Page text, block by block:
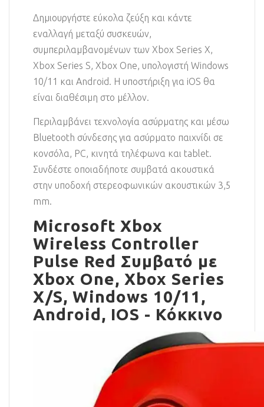
Δημιουργήστε εύκολα ζεύξη και κάντε
εναλλαγή μεταξύ συσκευών,
συμπεριλαμβανομένων των Xbox Series X,
Xbox Series S, Xbox One, υπολογιστή Windows
10/11 και Android. Η υποστήριξη για iOS θα
είναι διαθέσιμη στο μέλλον.
Περιλαμβάνει τεχνολογία ασύρματης και μέσω
Bluetooth σύνδεσης για ασύρματο παιχνίδι σε
κονσόλα, PC, κινητά τηλέφωνα και tablet.
Συνδέστε οποιαδήποτε συμβατά ακουστικά
στην υποδοχή στερεοφωνικών ακουστικών 3,5
mm.
Microsoft Xbox
Wireless Controller
Pulse Red Συμβατό με
Xbox One, Xbox Series
X/S, Windows 10/11,
Android, IOS - Κόκκινο